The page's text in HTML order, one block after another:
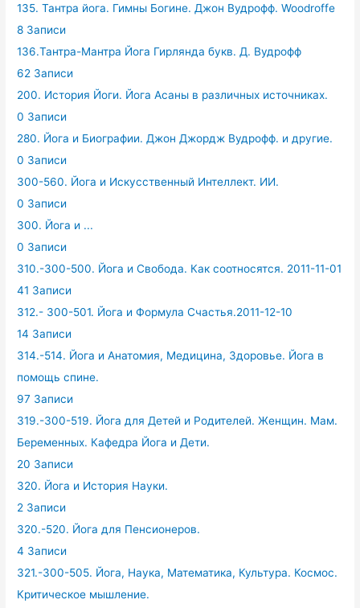
135. Тантра йога. Гимны Богине. Джон Вудрофф. Woodroffe
8 Записи
136.Тантра-Мантра Йога Гирлянда букв. Д. Вудрофф
62 Записи
200. История Йоги. Йога Асаны в различных источниках.
0 Записи
280. Йога и Биографии. Джон Джордж Вудрофф. и другие.
0 Записи
300-560. Йога и Искусственный Интеллект. ИИ.
0 Записи
300. Йога и ...
0 Записи
310.-300-500. Йога и Свобода. Как соотносятся. 2011-11-01
41 Записи
312.- 300-501. Йога и Формула Счастья.2011-12-10
14 Записи
314.-514. Йога и Анатомия, Медицина, Здоровье. Йога в
помощь спине.
97 Записи
319.-300-519. Йога для Детей и Родителей. Женщин. Мам.
Беременных. Кафедра Йога и Дети.
20 Записи
320. Йога и История Науки.
2 Записи
320.-520. Йога для Пенсионеров.
4 Записи
321.-300-505. Йога, Наука, Математика, Культура. Космос.
Критическое мышление.